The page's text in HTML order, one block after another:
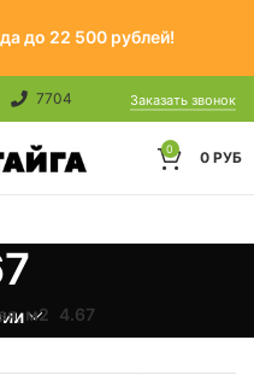
до 22 500 рублей!
7704 Заказать звонок
0 0 РУБ
м2 4.67